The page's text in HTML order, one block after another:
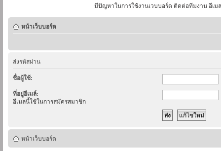
มีปัญหาในการใช้งานเวบบอร์ด ติดต่อทีมงาน อีเม
หน้าเว็บบอร์ด
ส่งรหัสผ่าน
ชื่อผู้ใช้:
ที่อยู่อีเมล์:
อีเมลนี้ใช้ในการสมัครสมาชิก
หน้าเว็บบอร์ด